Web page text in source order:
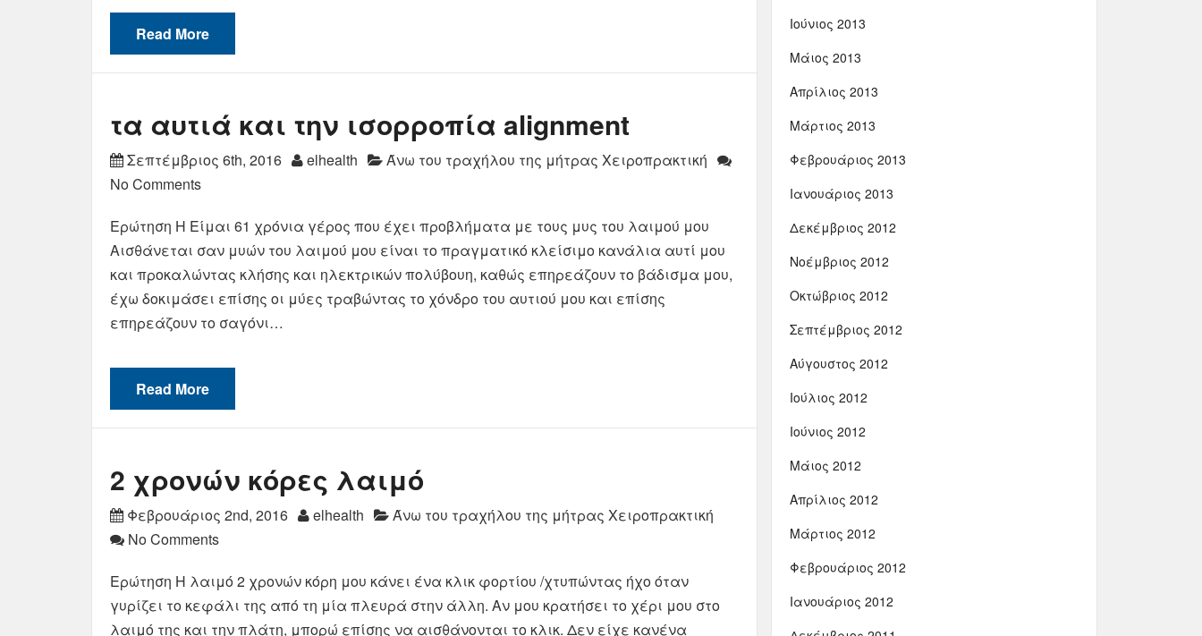
Read More
τα αυτιά και την ισορροπία alignment
Σεπτέμβριος 6th, 2016 elhealth
Άνω του τραχήλου της μήτρας Χειροπρακτική
No Comments
Ερώτηση Η Είμαι 61 χρόνια γέρος που έχει προβλήματα με τους μυς του λαιμού μου
Αισθάνεται σαν μυών του λαιμού μου είναι το πραγματικό κλείσιμο κανάλια αυτί μου
και προκαλώντας κλήσης και ηλεκτρικών πολύβουη, καθώς επηρεάζουν το βάδισμα μου,
έχω δοκιμάσει επίσης οι μύες τραβώντας το χόνδρο του αυτιού μου και επίσης
επηρεάζουν το σαγόνι…
Read More
2 χρονών κόρες λαιμό
Φεβρουάριος 2nd, 2016 elhealth
Άνω του τραχήλου της μήτρας Χειροπρακτική
No Comments
Ερώτηση Η λαιμό 2 χρονών κόρη μου κάνει ένα κλικ φορτίου /χτυπώντας ήχο όταν
γυρίζει το κεφάλι της από τη μία πλευρά στην άλλη. Αν μου κρατήσει το χέρι μου στο
λαιμό της και την πλάτη, μπορώ επίσης να αισθάνονται το κλικ. Δεν είχε κανένα
Ιούνιος 2013
Μάιος 2013
Απρίλιος 2013
Μάρτιος 2013
Φεβρουάριος 2013
Ιανουάριος 2013
Δεκέμβριος 2012
Νοέμβριος 2012
Οκτώβριος 2012
Σεπτέμβριος 2012
Αύγουστος 2012
Ιούλιος 2012
Ιούνιος 2012
Μάιος 2012
Απρίλιος 2012
Μάρτιος 2012
Φεβρουάριος 2012
Ιανουάριος 2012